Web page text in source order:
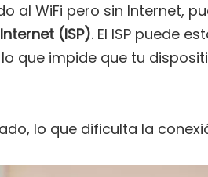
al WiFi pero sin Internet,
(ISP). El ISP puede
que impide que tu
lo que dificulta la